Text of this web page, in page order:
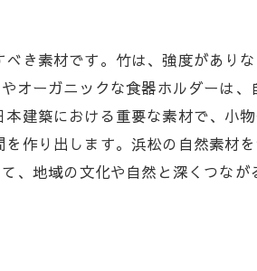
き素材です。竹は、強度があり
オーガニックな食器ホルダーは、
建築における重要な素材で、小
作り出します。浜松の自然素材
、地域の文化や自然と深くつなが